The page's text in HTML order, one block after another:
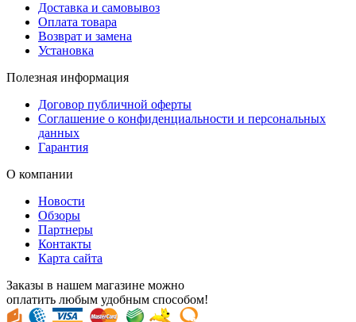
Доставка и самовывоз
Оплата товара
Возврат и замена
Установка
Полезная информация
Договор публичной оферты
Соглашение о конфиденциальности и персональных
данных
Гарантия
О компании
Новости
Обзоры
Партнеры
Контакты
Карта сайта
Заказы в нашем магазине можно
оплатить любым удобным способом!